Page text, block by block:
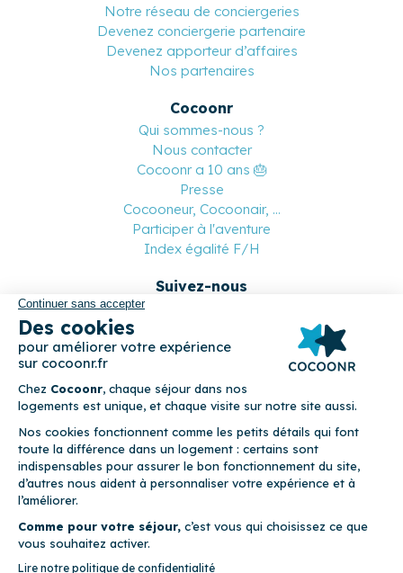
Notre réseau de conciergeries
Devenez conciergerie partenaire
Devenez apporteur d’affaires
Nos partenaires
Cocoonr
Qui sommes-nous ?
Nous contacter
Cocoonr a 10 ans 🎂
Presse
Cocooneur, Cocoonair, ...
Participer à l'aventure
Index égalité F/H
Suivez-nous
location–CGU – Politique de confidentialité–Politique de
Cocoonr est conçu et développé à Rennes 🇫🇷